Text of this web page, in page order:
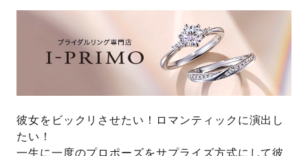
彼女をビックリさせたい！ロマンティックに演出し
たい！
一生に一度のプロポーズをサプライズ方式にして彼
スペシャルプロポーズイベント
プロポーズアイテム
おすすめの婚約指輪
プロポーズ知恵袋
婚約指輪選び方ガイド
ニュース